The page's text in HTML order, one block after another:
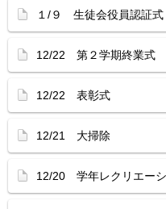
１/９ 生徒会役員認証式
12/22 第２学期終業式
12/22 表彰式
12/21 大掃除
12/20 学年レクリエーシ